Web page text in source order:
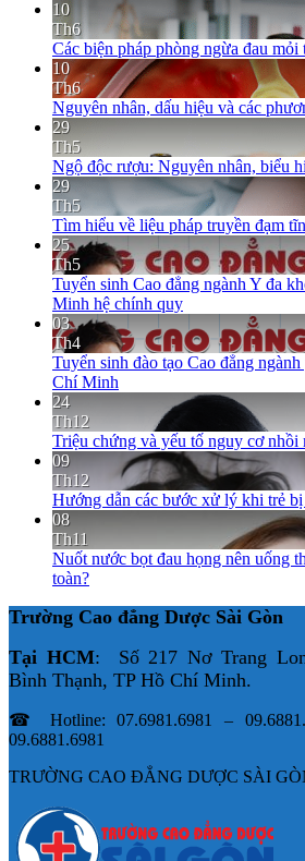
10
Th6
Các biện pháp phòng ngừa đau mỏi
10
Th6
Nguyên nhân, dấu hiệu và các
29
Th5
Ngộ độc rượu: Nguyên nhân, biểu
29
Th5
Tìm hiểu về liệu pháp truyền đạm
25
Th5
Tuyển sinh Cao đẳng ngành Y đa
Minh hệ chính quy
03
Th4
Tuyển sinh đào tạo Cao đẳng
Chí Minh
24
Th12
Triệu chứng và yếu tố nguy cơ nhồi
09
Th12
Hướng dẫn các bước xử lý khi trẻ bị
08
Th11
Nuốt nước bọt đau họng nên uống
toàn?
Trường Cao đẳng Dược Sài Gòn
Tại HCM: Số 217 Nơ Trang
Bình Thạnh, TP Hồ Chí Minh.
☎ Hotline: 07.6981.6981 –
09.6881.6981
TRƯỜNG CAO ĐẲNG DƯỢC SÀI